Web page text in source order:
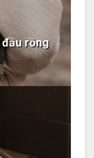
đầu rồng